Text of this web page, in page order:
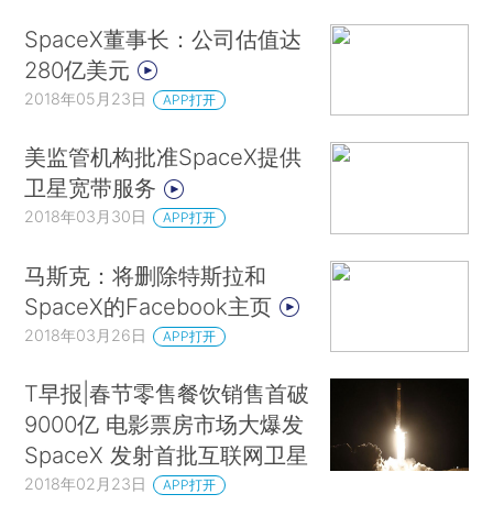
SpaceX董事长：公司估值达
280亿美元
2018年05月23日 APP打开
美监管机构批准SpaceX提供
卫星宽带服务
2018年03月30日 APP打开
马斯克：将删除特斯拉和
SpaceX的Facebook主页
2018年03月26日 APP打开
T早报|春节零售餐饮销售首破
9000亿 电影票房市场大爆发
SpaceX 发射首批互联网卫星
2018年02月23日 APP打开